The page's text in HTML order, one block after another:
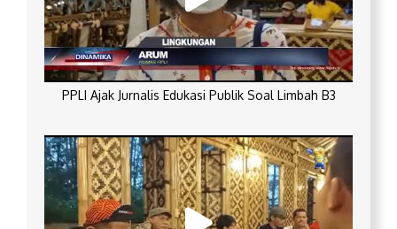
PPLI Ajak Jurnalis Edukasi Publik Soal Limbah B3